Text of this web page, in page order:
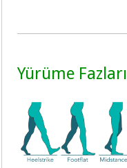
Yürüme Fazları